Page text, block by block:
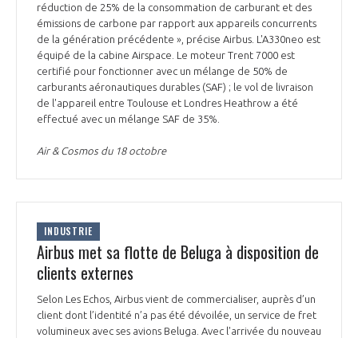
réduction de 25% de la consommation de carburant et des
émissions de carbone par rapport aux appareils concurrents
de la génération précédente », précise Airbus. L'A330neo est
équipé de la cabine Airspace. Le moteur Trent 7000 est
certifié pour fonctionner avec un mélange de 50% de
carburants aéronautiques durables (SAF) ; le vol de livraison
de l'appareil entre Toulouse et Londres Heathrow a été
effectué avec un mélange SAF de 35%.
Air & Cosmos du 18 octobre
INDUSTRIE
Airbus met sa flotte de Beluga à disposition de
clients externes
Selon Les Echos, Airbus vient de commercialiser, auprès d’un
client dont l’identité n’a pas été dévoilée, un service de fret
volumineux avec ses avions Beluga. Avec l'arrivée du nouveau